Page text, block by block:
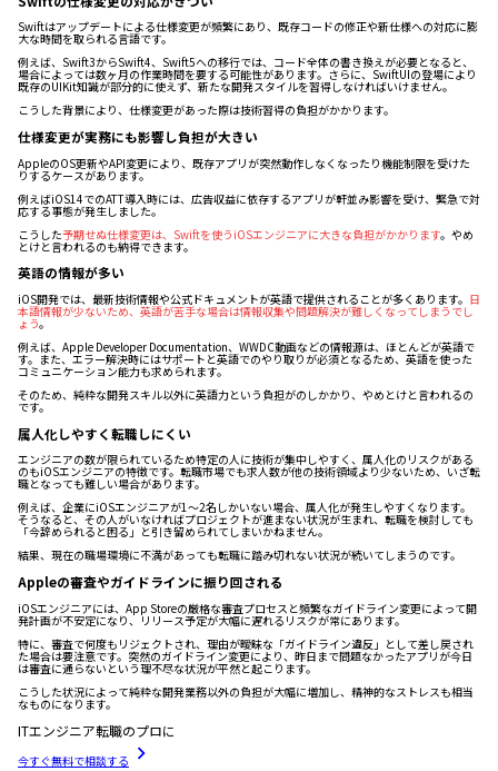
Swiftはアップデートによる仕様変更が頻繁にあり、既存コードの修正や新仕様への対応に膨
大な時間を取られる言語です。
例えば、Swift3からSwift4、Swift5への移行では、コード全体の書き換えが必要となると、
場合によっては数ヶ月の作業時間を要する可能性があります。さらに、SwiftUIの登場により
既存のUIKit知識が部分的に使えず、新たな開発スタイルを習得しなければいけません。
こうした背景により、仕様変更があった際は技術習得の負担がかかります。
仕様変更が実務にも影響し負担が大きい
AppleのOS更新やAPI変更により、既存アプリが突然動作しなくなったり機能制限を受けた
りするケースがあります。
例えばiOS14でのATT導入時には、広告収益に依存するアプリが軒並み影響を受け、緊急で対
応する事態が発生しました。
こうした予期せぬ仕様変更は、Swiftを使うiOSエンジニアに大きな負担がかかります。やめ
とけと言われるのも納得できます。
英語の情報が多い
iOS開発では、最新技術情報や公式ドキュメントが英語で提供されることが多くあります。 日
本語情報が少ないため、英語が苦手な場合は情報収集や問題解決が難しくなってしまうでし
ょう。
例えば、Apple Developer Documentation、WWDC動画などの情報源は、ほとんどが英語で
す。また、エラー解決時にはサポートと英語でのやり取りが必須となるため、英語を使った
コミュニケーション能力も求められます。
そのため、純粋な開発スキル以外に英語力という負担がのしかかり、やめとけと言われるの
です。
属人化しやすく転職しにくい
エンジニアの数が限られているため特定の人に技術が集中しやすく、属人化のリスクがある
のもiOSエンジニアの特徴です。転職市場でも求人数が他の技術領域より少ないため、いざ転
職となっても難しい場合があります。
例えば、企業にiOSエンジニアが1～2名しかいない場合、属人化が発生しやすくなります。
そうなると、その人がいなければプロジェクトが進まない状況が生まれ、転職を検討しても
「今辞められると困る」と引き留められてしまいかねません。
結果、現在の職場環境に不満があっても転職に踏み切れない状況が続いてしまうのです。
Appleの審査やガイドラインに振り回される
iOSエンジニアには、App Storeの厳格な審査プロセスと頻繁なガイドライン変更によって開
発計画が不安定になり、リリース予定が大幅に遅れるリスクが常にあります。
特に、審査で何度もリジェクトされ、理由が曖昧な「ガイドライン違反」として差し戻され
た場合は要注意です。突然のガイドライン変更により、昨日まで問題なかったアプリが今日
は審査に通らないという理不尽な状況が平然と起こります。
こうした状況によって純粋な開発業務以外の負担が大幅に増加し、精神的なストレスも相当
なものになります。
ITエンジニア転職のプロに
今すぐ無料で相談する